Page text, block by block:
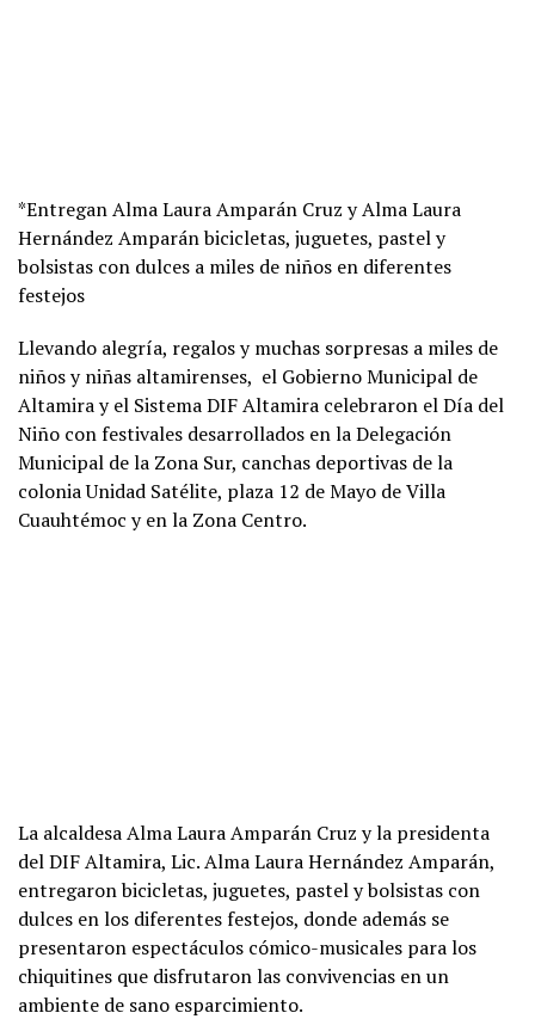
*Entregan Alma Laura Amparán Cruz y Alma Laura
Hernández Amparán bicicletas, juguetes, pastel y
bolsistas con dulces a miles de niños en diferentes
festejos
Llevando alegría, regalos y muchas sorpresas a miles de
niños y niñas altamirenses, el Gobierno Municipal de
Altamira y el Sistema DIF Altamira celebraron el Día del
Niño con festivales desarrollados en la Delegación
Municipal de la Zona Sur, canchas deportivas de la
colonia Unidad Satélite, plaza 12 de Mayo de Villa
Cuauhtémoc y en la Zona Centro.
La alcaldesa Alma Laura Amparán Cruz y la presidenta
del DIF Altamira, Lic. Alma Laura Hernández Amparán,
entregaron bicicletas, juguetes, pastel y bolsistas con
dulces en los diferentes festejos, donde además se
presentaron espectáculos cómico-musicales para los
chiquitines que disfrutaron las convivencias en un
ambiente de sano esparcimiento.